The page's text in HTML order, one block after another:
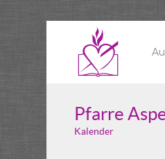
Pfarre
Kalender